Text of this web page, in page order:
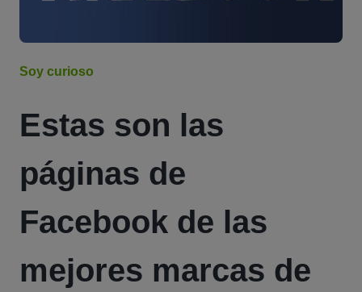
Soy curioso
Estas son las
páginas de
Facebook de las
mejores marcas de